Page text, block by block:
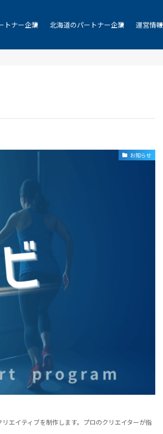
トナー企業 北海道のパートナー企業 運営情報
お知らせ
エイティブを制作します。プロのクリエイターが指